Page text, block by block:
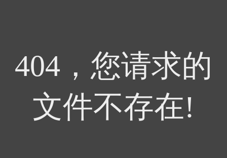
404，您请求的
文件不存在!